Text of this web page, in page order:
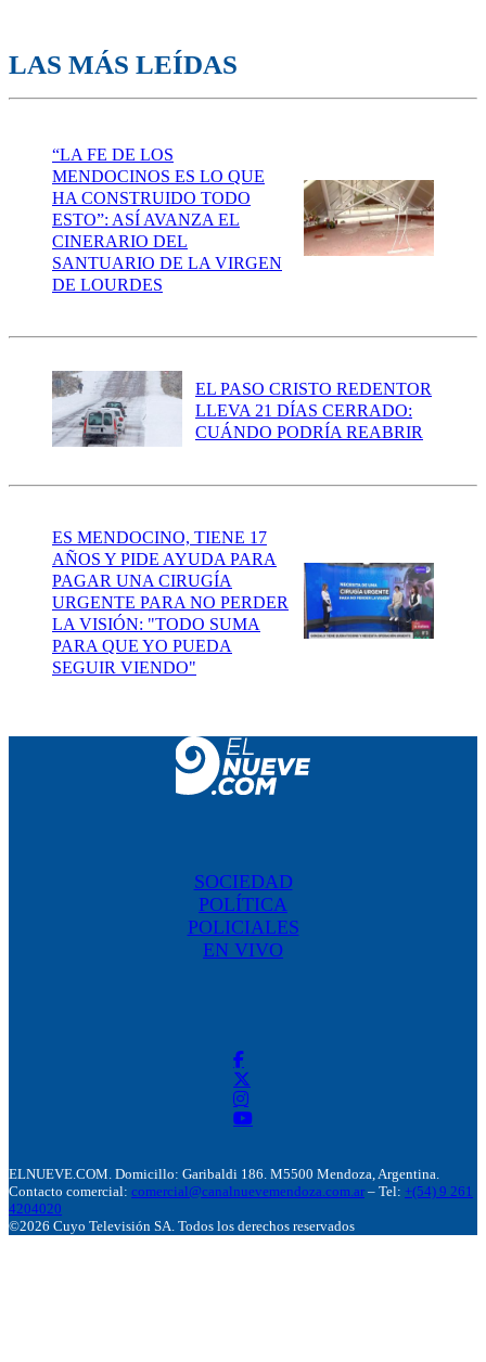
LAS MÁS LEÍDAS
“LA FE DE LOS
MENDOCINOS ES LO QUE
HA CONSTRUIDO TODO
ESTO”: ASÍ AVANZA EL
CINERARIO DEL
SANTUARIO DE LA VIRGEN
DE LOURDES
EL PASO CRISTO REDENTOR
LLEVA 21 DÍAS CERRADO:
CUÁNDO PODRÍA REABRIR
ES MENDOCINO, TIENE 17
AÑOS Y PIDE AYUDA PARA
PAGAR UNA CIRUGÍA
URGENTE PARA NO PERDER
LA VISIÓN: "TODO SUMA
PARA QUE YO PUEDA
SEGUIR VIENDO"
SOCIEDAD
POLÍTICA
POLICIALES
EN VIVO
ELNUEVE.COM. Domicillo: Garibaldi 186. M5500 Mendoza, Argentina.
Contacto comercial: comercial@canalnuevemendoza.com.ar – Tel: +(54) 9 261
4204020
©2026 Cuyo Televisión SA. Todos los derechos reservados